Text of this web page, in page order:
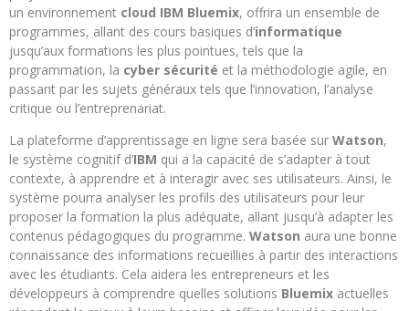
un environnement cloud IBM Bluemix, offrira un ensemble de
programmes, allant des cours basiques d’informatique
jusqu’aux formations les plus pointues, tels que la
programmation, la cyber sécurité et la méthodologie agile, en
passant par les sujets généraux tels que l’innovation, l’analyse
critique ou l’entreprenariat.
La plateforme d’apprentissage en ligne sera basée sur Watson,
le système cognitif d’IBM qui a la capacité de s’adapter à tout
contexte, à apprendre et à interagir avec ses utilisateurs. Ainsi, le
système pourra analyser les profils des utilisateurs pour leur
proposer la formation la plus adéquate, allant jusqu’à adapter les
contenus pédagogiques du programme. Watson aura une bonne
connaissance des informations recueillies à partir des interactions
avec les étudiants. Cela aidera les entrepreneurs et les
développeurs à comprendre quelles solutions Bluemix actuelles